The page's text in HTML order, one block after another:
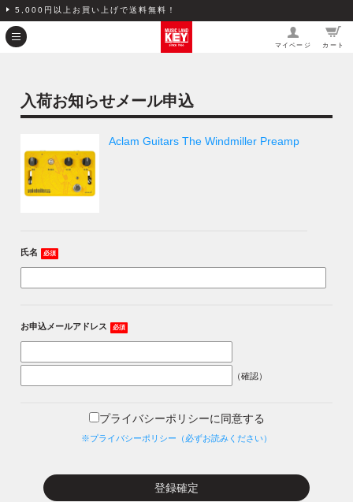
5,000円以上お買い上げで送料無料！
マイページ カート
入荷お知らせメール申込
Aclam Guitars The Windmiller Preamp
氏名 必須
お申込メールアドレス 必須
（確認）
プライバシーポリシーに同意する
※プライバシーポリシー（必ずお読みください）